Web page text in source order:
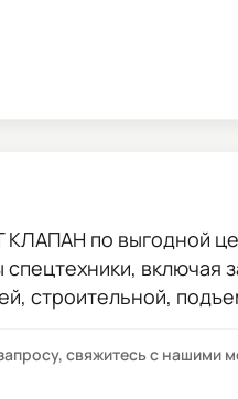
КЛАПАН по выгодной
спецтехники, включая
строительной,
свяжитесь с нашими